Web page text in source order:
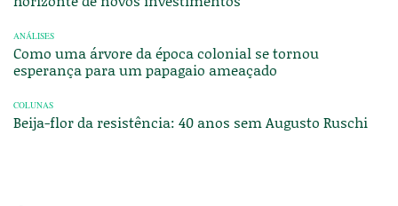
ANÁLISES
Como uma árvore da época colonial se tornou
esperança para um papagaio ameaçado
COLUNAS
Beija-flor da resistência: 40 anos sem Augusto Ruschi